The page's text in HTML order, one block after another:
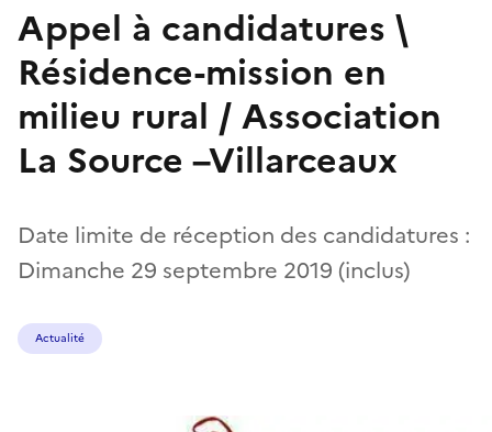
Appel à candidatures \
Résidence-mission en
milieu rural / Association
La Source –Villarceaux
Date limite de réception des candidatures :
Dimanche 29 septembre 2019 (inclus)
Actualité